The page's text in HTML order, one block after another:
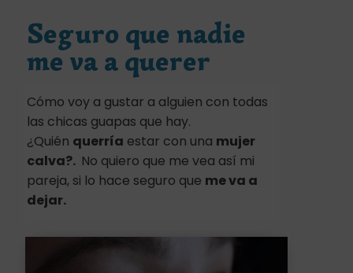
Seguro que nadie
me va a querer
Cómo voy a gustar a alguien con todas
las chicas guapas que hay.
¿Quién querría estar con una mujer
calva?. No quiero que me vea así mi
pareja, si lo hace seguro que me va a
dejar.